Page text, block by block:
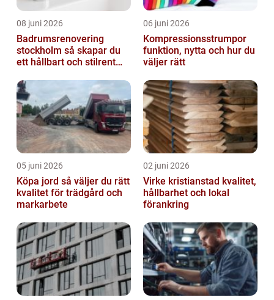
08 juni 2026
Badrumsrenovering
stockholm så skapar du
ett hållbart och stilrent
06 juni 2026
Kompressionsstrumpor
funktion, nytta och hur du
väljer rätt
05 juni 2026
Köpa jord så väljer du rätt
kvalitet för trädgård och
markarbete
02 juni 2026
Virke kristianstad kvalitet,
hållbarhet och lokal
förankring